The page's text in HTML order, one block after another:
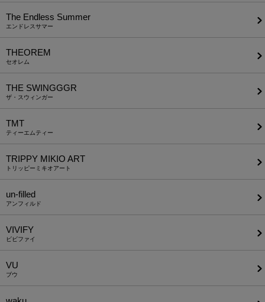
The Endless Summer
エンドレスサマー
THEOREM
セオレム
THE SWINGGGR
ザ・スウィンガー
TMT
ティーエムティー
TRIPPY MIKIO ART
トリッピーミキオアート
un-filled
アンフィルド
VIVIFY
ビビファイ
VU
ブウ